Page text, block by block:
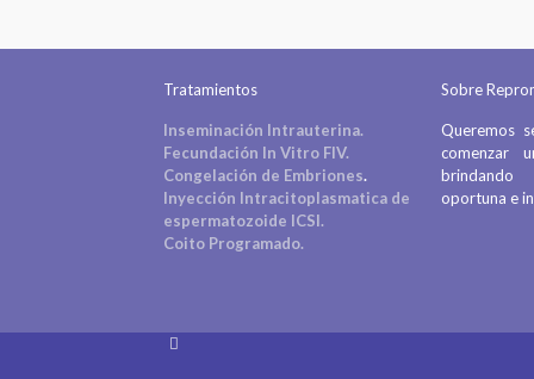
Tratamientos
Inseminación Intrauterina.
Fecundación In Vitro FIV.
Congelación de Embriones.
Inyección Intracitoplasmatica de
espermatozoide ICSI.
Coito Programado.
Sobre
Queremos
comenzar
oportuna e